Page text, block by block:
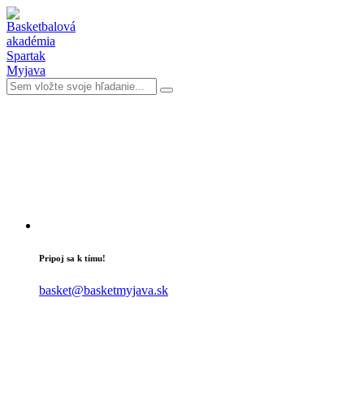
Pripoj sa k tímu!
basket@basketmyjava.sk